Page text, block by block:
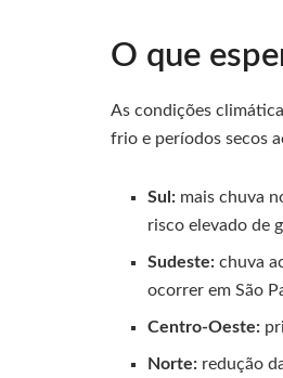
O que
As condições
frio e períodos secos
Sul: mais chuva
risco elevado de
Sudeste: chuva
ocorrer em São
Centro-Oeste:
Norte: redução